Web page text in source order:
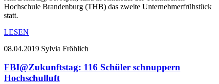
Hochschule Brandenburg (THB) das zweite Unternehmerfrühstück
statt.
LESEN
08.04.2019 Sylvia Fröhlich
FBI@Zukunftstag: 116 Schüler schnuppern
Hochschulluft